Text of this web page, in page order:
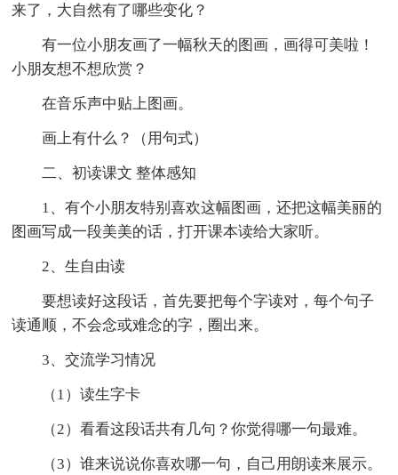
来了，大自然有了哪些变化？
有一位小朋友画了一幅秋天的图画，画得可美啦！
小朋友想不想欣赏？
在音乐声中贴上图画。
画上有什么？（用句式）
二、初读课文 整体感知
1、有个小朋友特别喜欢这幅图画，还把这幅美丽的
图画写成一段美美的话，打开课本读给大家听。
2、生自由读
要想读好这段话，首先要把每个字读对，每个句子
读通顺，不会念或难念的字，圈出来。
3、交流学习情况
（1）读生字卡
（2）看看这段话共有几句？你觉得哪一句最难。
（3）谁来说说你喜欢哪一句，自己用朗读来展示。